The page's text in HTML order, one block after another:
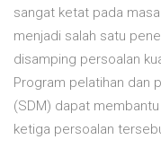
sangat ketat pada
menjadi salah satu
disamping persoalan
Program pelatihan dan
(SDM) dapat
ketiga persoalan